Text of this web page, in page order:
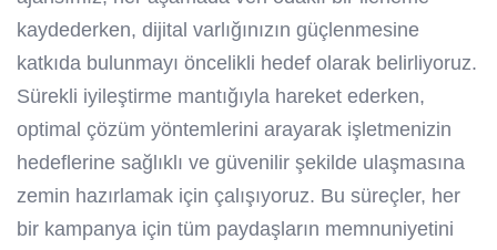
kaydederken, dijital varlığınızın güçlenmesine
katkıda bulunmayı öncelikli hedef olarak belirliyoruz.
Sürekli iyileştirme mantığıyla hareket ederken,
optimal çözüm yöntemlerini arayarak işletmenizin
hedeflerine sağlıklı ve güvenilir şekilde ulaşmasına
zemin hazırlamak için çalışıyoruz. Bu süreçler, her
bir kampanya için tüm paydaşların memnuniyetini